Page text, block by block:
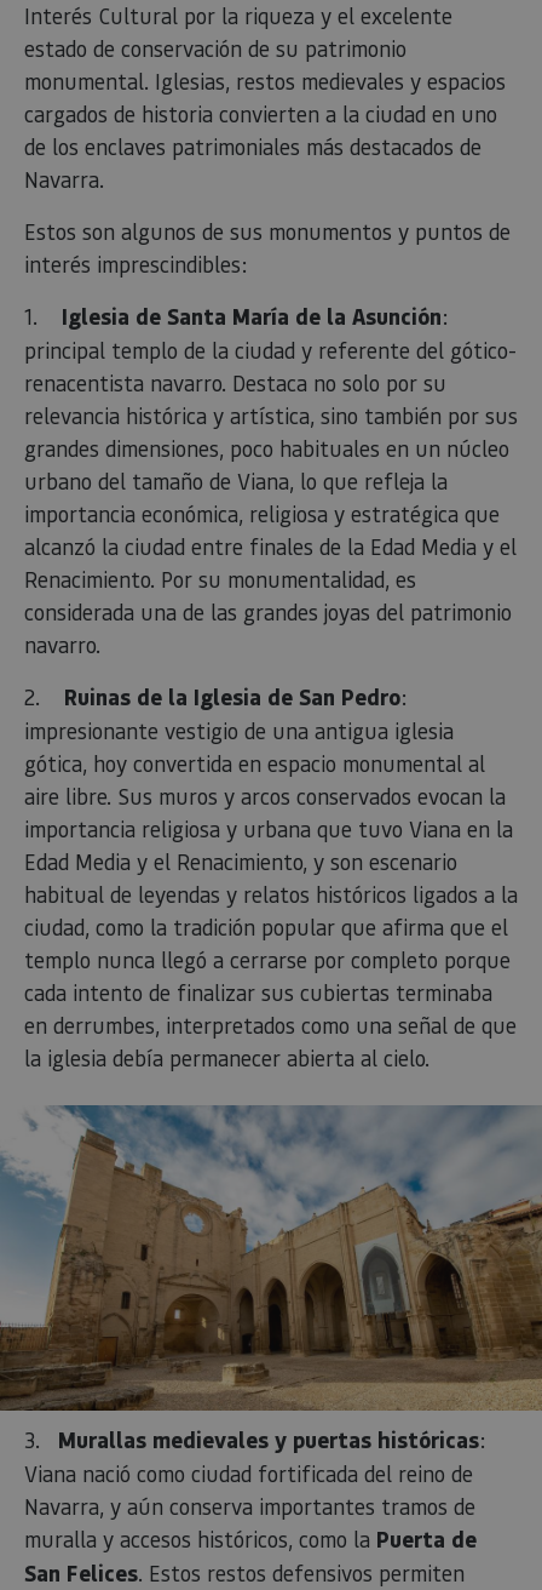
Interés Cultural por la riqueza y el excelente
estado de conservación de su patrimonio
monumental. Iglesias, restos medievales y espacios
cargados de historia convierten a la ciudad en uno
de los enclaves patrimoniales más destacados de
Navarra.
Estos son algunos de sus monumentos y puntos de
interés imprescindibles:
1. Iglesia de Santa María de la Asunción:
principal templo de la ciudad y referente del gótico-
renacentista navarro. Destaca no solo por su
relevancia histórica y artística, sino también por sus
grandes dimensiones, poco habituales en un núcleo
urbano del tamaño de Viana, lo que refleja la
importancia económica, religiosa y estratégica que
alcanzó la ciudad entre finales de la Edad Media y el
Renacimiento. Por su monumentalidad, es
considerada una de las grandes joyas del patrimonio
navarro.
2. Ruinas de la Iglesia de San Pedro:
impresionante vestigio de una antigua iglesia
gótica, hoy convertida en espacio monumental al
aire libre. Sus muros y arcos conservados evocan la
importancia religiosa y urbana que tuvo Viana en la
Edad Media y el Renacimiento, y son escenario
habitual de leyendas y relatos históricos ligados a la
ciudad, como la tradición popular que afirma que el
templo nunca llegó a cerrarse por completo porque
cada intento de finalizar sus cubiertas terminaba
en derrumbes, interpretados como una señal de que
la iglesia debía permanecer abierta al cielo.
3. Murallas medievales y puertas históricas:
Viana nació como ciudad fortificada del reino de
Navarra, y aún conserva importantes tramos de
muralla y accesos históricos, como la Puerta de
San Felices. Estos restos defensivos permiten